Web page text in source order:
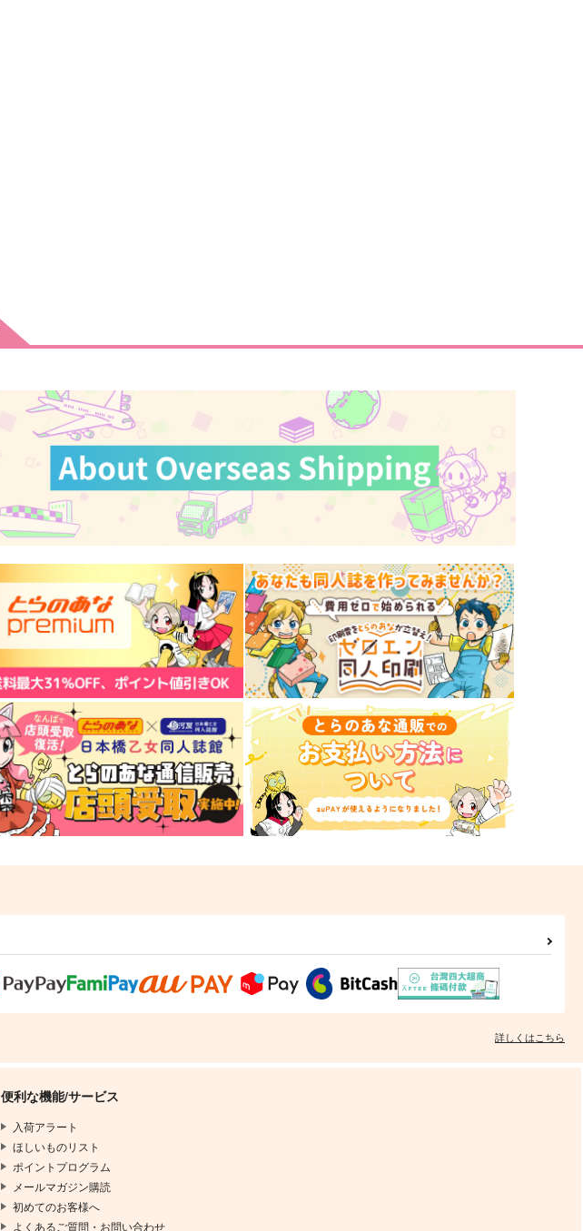
詳しくはこちら
便利な機能/サービス
入荷アラート
ほしいものリスト
ポイントプログラム
メールマガジン購読
初めてのお客様へ
よくあるご質問・お問い合わせ